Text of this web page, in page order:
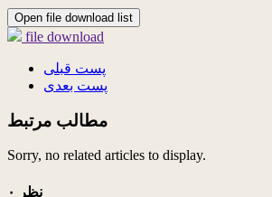
Open file download list
file download
پست قبلی
پست بعدی
مطالب مرتبط
Sorry, no related articles to display.
۰ نظر